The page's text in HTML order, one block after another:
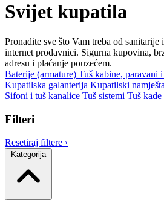
Svijet kupatila
Pronađite sve što Vam treba od sanitarije
internet prodavnici. Sigurna kupovina,
adresu i plaćanje pouzećem.
Baterije (armature) Tuš kabine, paravani
Kupatilska galanterija Kupatilski
Sifoni i tuš kanalice Tuš sistemi Tuš kade
Filteri
Resetiraj filtere ›
Kategorija